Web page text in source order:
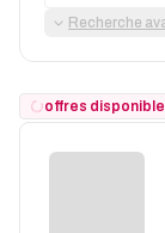
Recherche
offres